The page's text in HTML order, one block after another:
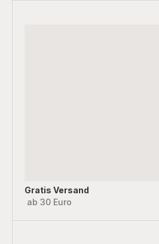
Gratis Versand
ab 30 Euro